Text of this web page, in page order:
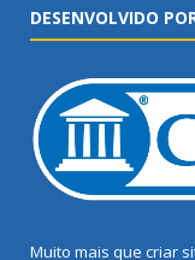
DESENVOLVIDO
Muito mais que criar